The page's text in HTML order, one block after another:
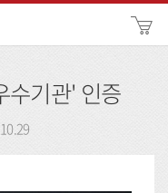
수기관' 인증